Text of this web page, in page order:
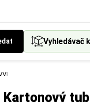
Vyhledávač
Kartonový